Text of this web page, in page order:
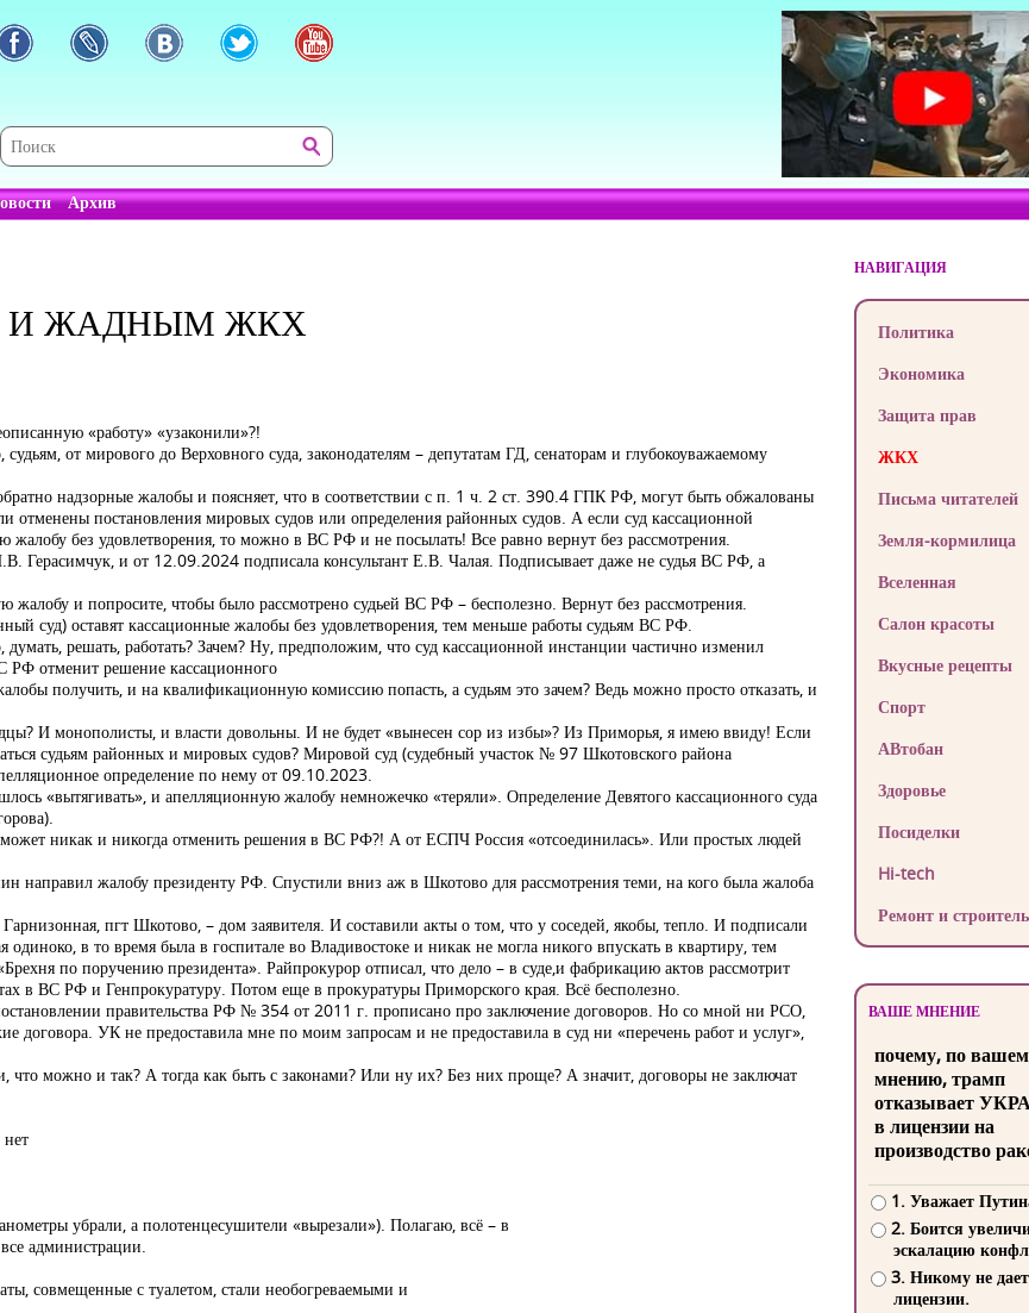
Архив
И ЖАДНЫМ ЖКХ
«работу» «узаконили»?!
от мирового до Верховного суда, законодателям – депутатам ГД, сенаторам и глубокоуважаемому
надзорные жалобы и поясняет, что в соответствии с п. 1 ч. 2 ст. 390.4 ГПК РФ, могут быть обжалованы
отменены постановления мировых судов или определения районных судов. А если суд кассационной
без удовлетворения, то можно в ВС РФ и не посылать! Все равно вернут без рассмотрения.
и от 12.09.2024 подписала консультант Е.В. Чалая. Подписывает даже не судья ВС РФ, а
и попросите, чтобы было рассмотрено судьей ВС РФ – бесполезно. Вернут без рассмотрения.
суд) оставят кассационные жалобы без удовлетворения, тем меньше работы судьям ВС РФ.
думать, решать, работать? Зачем? Ну, предположим, что суд кассационной инстанции частично изменил
отменит решение кассационного
получить, и на квалификационную комиссию попасть, а судьям это зачем? Ведь можно просто отказать, и
И монополисты, и власти довольны. И не будет «вынесен сор из избы»? Из Приморья, я имею ввиду! Если
судьям районных и мировых судов? Мировой суд (судебный участок № 97 Шкотовского района
определение по нему от 09.10.2023.
«вытягивать», и апелляционную жалобу немножечко «теряли». Определение Девятого кассационного суда
никак и никогда отменить решения в ВС РФ?! А от ЕСПЧ Россия «отсоединилась». Или простых людей
жалобу президенту РФ. Спустили вниз аж в Шкотово для рассмотрения теми, на кого была жалоба
пгт Шкотово, – дом заявителя. И составили акты о том, что у соседей, якобы, тепло. И подписали
в то время была в госпитале во Владивостоке и никак не могла никого впускать в квартиру, тем
по поручению президента». Райпрокурор отписал, что дело – в суде,и фабрикацию актов рассмотрит
в ВС РФ и Генпрокуратуру. Потом еще в прокуратуры Приморского края. Всё бесполезно.
правительства РФ № 354 от 2011 г. прописано про заключение договоров. Но со мной ни РСО,
УК не предоставила мне по моим запросам и не предоставила в суд ни «перечень работ и услуг»,
можно и так? А тогда как быть с законами? Или ну их? Без них проще? А значит, договоры не заключат
убрали, а полотенцесушители «вырезали»). Полагаю, всё – в
администрации.
совмещенные с туалетом, стали необогреваемыми и
НАВИГАЦИЯ
Политика
Экономика
Защита прав
ЖКХ
Письма читателей
Земля-кормилица
Вселенная
Салон красоты
Вкусные рецепты
Спорт
АВтобан
Здоровье
Посиделки
Hi-tech
Ремонт и
ВАШЕ МНЕНИЕ
почему, по
мнению, трамп
отказывает
в лицензии на
производство
1. Уважает
2. Боится
эскалацию
3. Никому не
лицензии.